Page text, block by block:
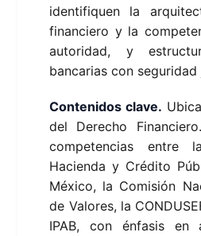
identifiquen la
financiero y la
autoridad, y
bancarias con seguridad
Contenidos clave.
del Derecho
competencias entre
Hacienda y Crédito
México, la Comisión
de Valores, la
IPAB, con énfasis en